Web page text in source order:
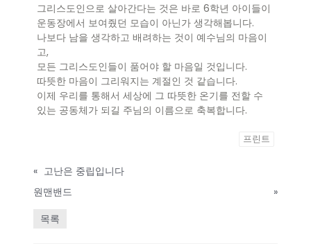
그리스도인으로 살아간다는 것은 바로 6학년 아이들이
운동장에서 보여줬던 모습이 아닌가 생각해봅니다.
나보다 남을 생각하고 배려하는 것이 예수님의 마음이
고,
모든 그리스도인들이 품어야 할 마음일 것입니다.
따뜻한 마음이 그리워지는 계절인 것 같습니다.
이제 우리를 통해서 세상에 그 따뜻한 온기를 전할 수
있는 공동체가 되길 주님의 이름으로 축복합니다.
프린트
« 고난은 중립입니다
원맨밴드
»
목록